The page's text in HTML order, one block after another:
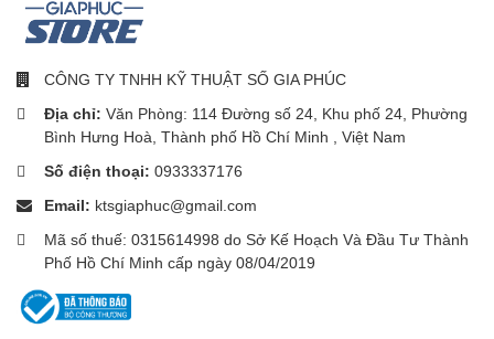
CÔNG TY TNHH KỸ THUẬT SỐ GIA PHÚC
Địa chỉ: Văn Phòng: 114 Đường số 24, Khu phố 24, Phường
Bình Hưng Hoà, Thành phố Hồ Chí Minh , Việt Nam
Số điện thoại: 0933337176
Email: ktsgiaphuc@gmail.com
Mã số thuế: 0315614998 do Sở Kế Hoạch Và Đầu Tư Thành
Phố Hồ Chí Minh cấp ngày 08/04/2019